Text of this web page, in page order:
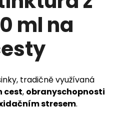
ml na
tradičně využívaná
cest, obranyschopnosti
stresem.